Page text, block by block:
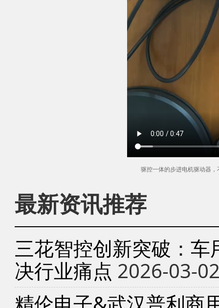
驱控一体的步进电机驱动器
最新资讯推荐
三花智控创新突破：
决行业痛点 2026-03-